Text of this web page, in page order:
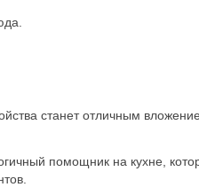
станет отличным
помощник на кухне,